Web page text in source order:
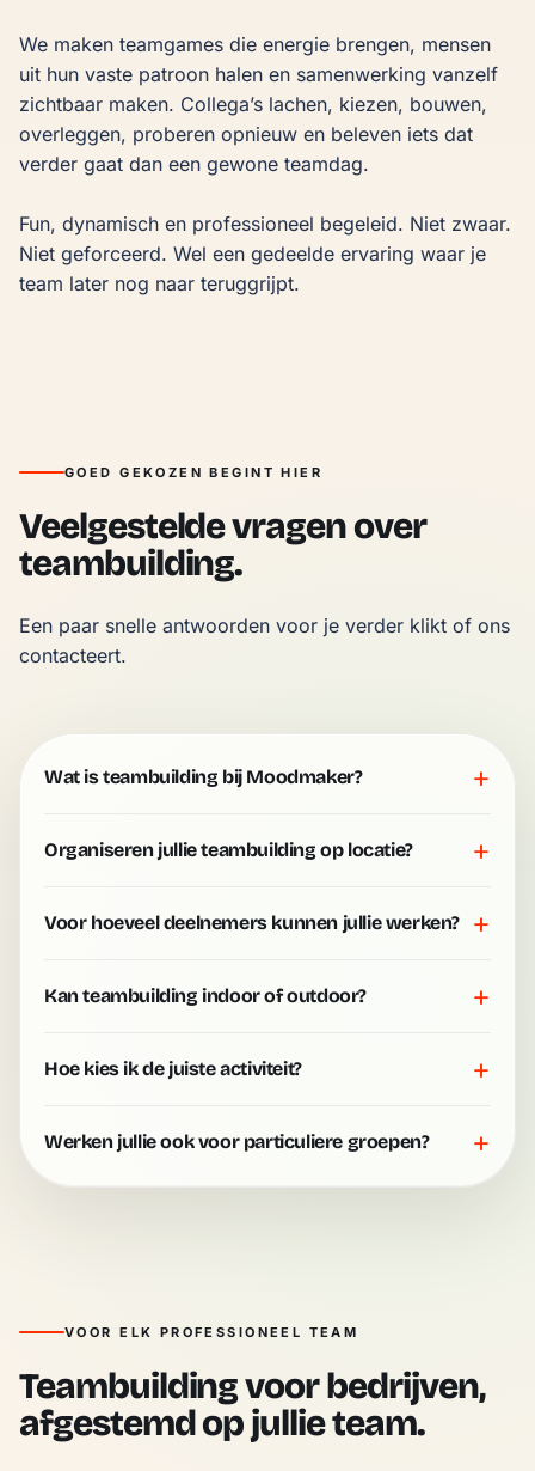
We maken teamgames die energie brengen, mensen
uit hun vaste patroon halen en samenwerking vanzelf
zichtbaar maken. Collega’s lachen, kiezen, bouwen,
overleggen, proberen opnieuw en beleven iets dat
verder gaat dan een gewone teamdag.
Fun, dynamisch en professioneel begeleid. Niet zwaar.
Niet geforceerd. Wel een gedeelde ervaring waar je
team later nog naar teruggrijpt.
GOED GEKOZEN BEGINT HIER
Veelgestelde vragen over
teambuilding.
Een paar snelle antwoorden voor je verder klikt of ons
contacteert.
Wat is teambuilding bij Moodmaker? +
Organiseren jullie teambuilding op locatie? +
Voor hoeveel deelnemers kunnen jullie werken? +
Kan teambuilding indoor of outdoor? +
Hoe kies ik de juiste activiteit? +
Werken jullie ook voor particuliere groepen? +
VOOR ELK PROFESSIONEEL TEAM
Teambuilding voor bedrijven,
afgestemd op jullie team.